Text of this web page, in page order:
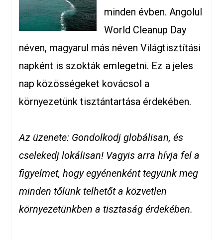
minden évben. Angolul
World Cleanup Day
néven, magyarul más néven Világtisztítási
napként is szokták emlegetni. Ez a jeles
nap közösségeket kovácsol a
környezetünk tisztántartása érdekében.
Az üzenete: Gondolkodj globálisan, és
cselekedj lokálisan! Vagyis arra hívja fel a
figyelmet, hogy egyénenként tegyünk meg
minden tőlünk telhetőt a közvetlen
környezetünkben a tisztaság érdekében.